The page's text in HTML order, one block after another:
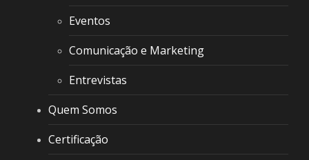
Eventos
Comunicação e Marketing
Entrevistas
Quem Somos
Certificação